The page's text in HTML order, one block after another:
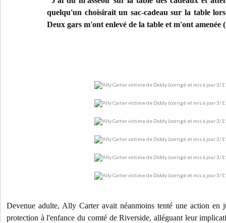
quelqu'un choisirait un sac-cadeau sur la table
Deux gars m'ont enlevé de la table et m'ont amenée
Devenue adulte, Ally Carter avait néanmoins tenté une action en
protection à l'enfance du comté de Riverside, alléguant leur